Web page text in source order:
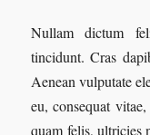
Nullam dictum
tincidunt. Cras
Aenean vulputate
eu, consequat
quam felis, ultricies